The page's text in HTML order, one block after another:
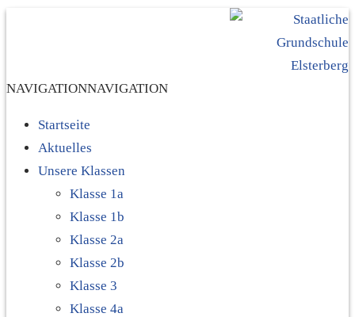
NAVIGATIONNAVIGATION
Startseite
Aktuelles
Unsere Klassen
Klasse 1a
Klasse 1b
Klasse 2a
Klasse 2b
Klasse 3
Klasse 4a